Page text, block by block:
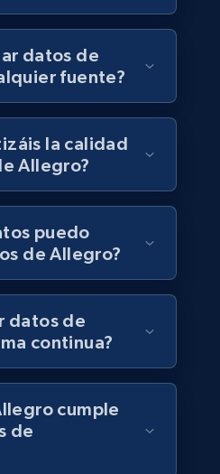
enriched dataset
code lc, Locations
in linkedin lc, About
Buy Now
datos de
fuente?
la calidad
Allegro?
puedo
de Allegro?
datos de
continua?
cumple
de